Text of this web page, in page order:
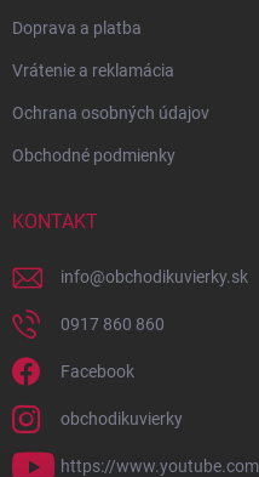
Doprava a platba
Vrátenie a reklamácia
Ochrana osobných údajov
Obchodné podmienky
KONTAKT
info@obchodikuvierky.sk
0917 860 860
Facebook
obchodikuvierky
https://